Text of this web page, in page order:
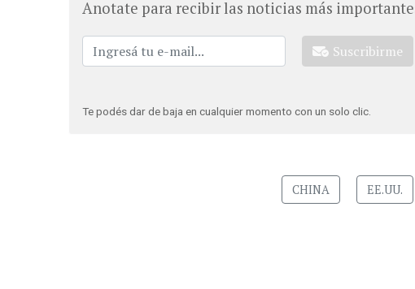
Anotate para recibir las noticias más
Suscribirme
Te podés dar de baja en cualquier momento con un solo clic.
CHINA EE.UU.